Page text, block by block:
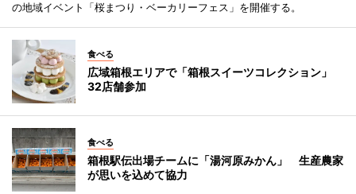
の地域イベント「桜まつり・ベーカリーフェス」を開催する。
食べる
広域箱根エリアで「箱根スイーツコレクション」
32店舗参加
食べる
箱根駅伝出場チームに「湯河原みかん」 生産農家
が思いを込めて協力